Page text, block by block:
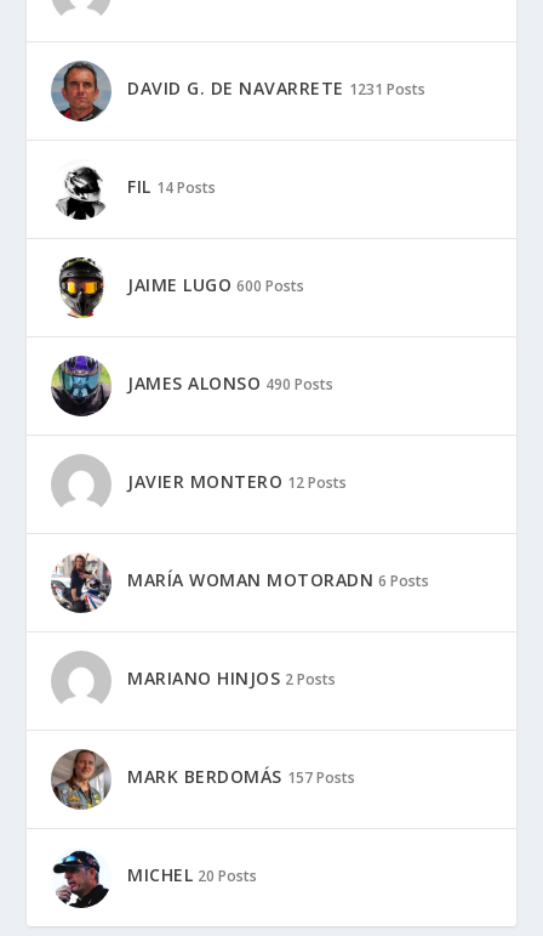
DAVID G. DE NAVARRETE 1231 Posts
FIL 14 Posts
JAIME LUGO 600 Posts
JAMES ALONSO 490 Posts
JAVIER MONTERO 12 Posts
MARÍA WOMAN MOTORADN 6 Posts
MARIANO HINJOS 2 Posts
MARK BERDOMÁS 157 Posts
MICHEL 20 Posts